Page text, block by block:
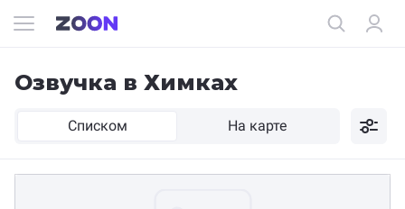
Озвучка в Химках
Списком На карте